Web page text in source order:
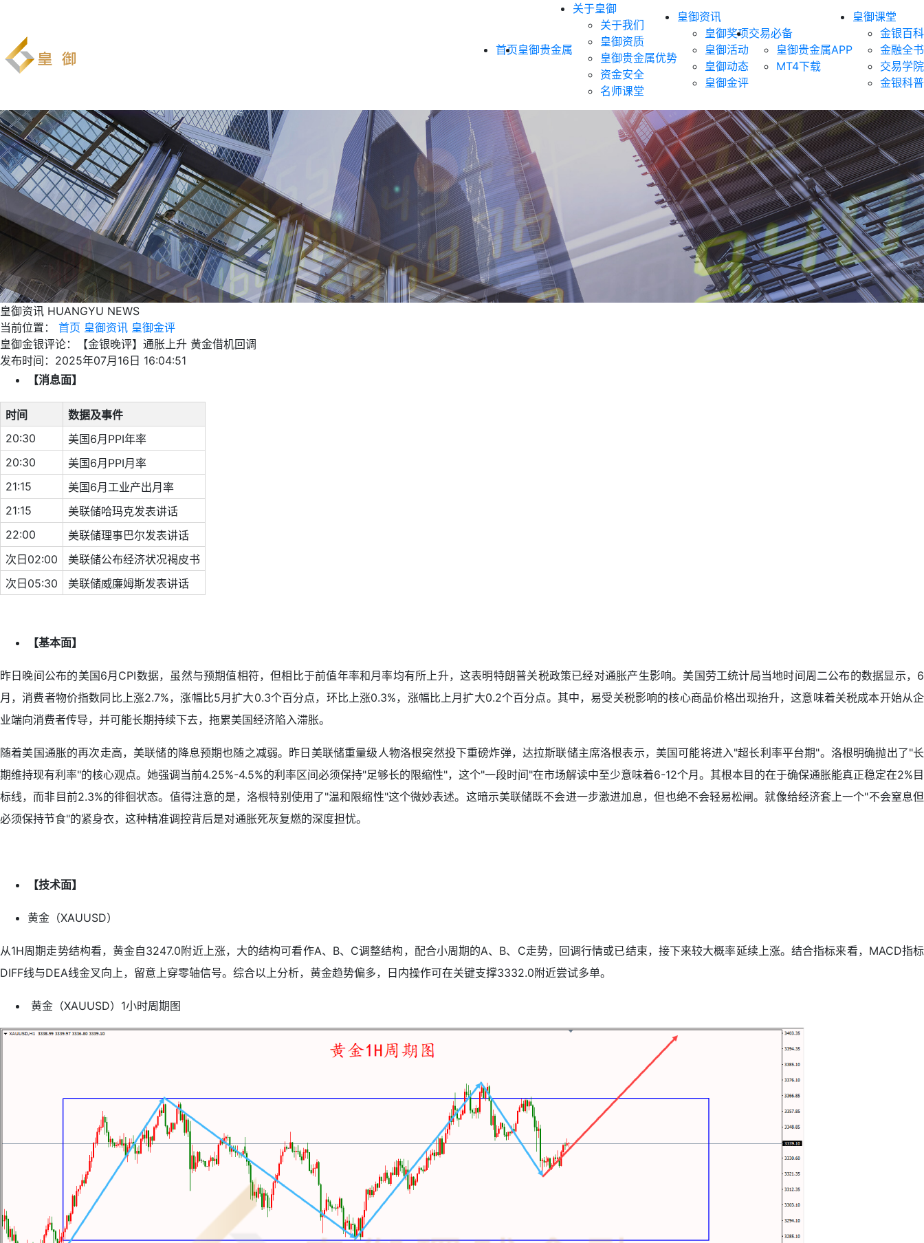
首页皇御贵金属
关于皇御
关于我们
皇御资质
皇御贵金属优势
资金安全
名师课堂
皇御资讯
皇御奖项
皇御活动
皇御动态
皇御金评
交易必备
皇御贵金属APP
MT4下载
皇御课堂
金银百科
金融全书
交易学院
金银科普
皇御资讯 HUANGYU NEWS
当前位置：
首页 皇御资讯 皇御金评
皇御金银评论：【金银晚评】通胀上升 黄金借机回调
发布时间：2025年07月16日 16:04:51
【消息面】
时间
数据及事件
20:30
美国6月PPI年率
20:30
美国6月PPI月率
21:15
美国6月工业产出月率
21:15
美联储哈玛克发表讲话
22:00
美联储理事巴尔发表讲话
次日02:00
美联储公布经济状况褐皮书
次日05:30
美联储威廉姆斯发表讲话
【基本面】
昨日晚间公布的美国6月CPI数据，虽然与预期值相符，但相比于前值年率和月率均有所上升，这表明特朗普关税政策已经对通胀产生影响。美国劳工统计局当地时间周二公布的数据显示，6
月，消费者物价指数同比上涨2.7%，涨幅比5月扩大0.3个百分点，环比上涨0.3%，涨幅比上月扩大0.2个百分点。其中，易受关税影响的核心商品价格出现抬升，这意味着关税成本开始从企
业端向消费者传导，并可能长期持续下去，拖累美国经济陷入滞胀。
随着美国通胀的再次走高，美联储的降息预期也随之减弱。昨日美联储重量级人物洛根突然投下重磅炸弹，达拉斯联储主席洛根表示，美国可能将进入"超长利率平台期"。洛根明确抛出了"长
期维持现有利率"的核心观点。她强调当前4.25%-4.5%的利率区间必须保持"足够长的限缩性"，这个"一段时间"在市场解读中至少意味着6-12个月。其根本目的在于确保通胀能真正稳定在2%目
标线，而非目前2.3%的徘徊状态。值得注意的是，洛根特别使用了"温和限缩性"这个微妙表述。这暗示美联储既不会进一步激进加息，但也绝不会轻易松闸。就像给经济套上一个"不会窒息但
必须保持节食"的紧身衣，这种精准调控背后是对通胀死灰复燃的深度担忧。
【技术面】
黄金（XAUUSD）
从1H周期走势结构看，黄金自3247.0附近上涨，大的结构可看作A、B、C调整结构，配合小周期的A、B、C走势，回调行情或已结束，接下来较大概率延续上涨。结合指标来看，MACD指标
DIFF线与DEA线金叉向上，留意上穿零轴信号。综合以上分析，黄金趋势偏多，日内操作可在关键支撑3332.0附近尝试多单。
黄金（XAUUSD）1小时周期图